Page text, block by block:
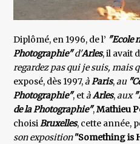
Diplômé, en 1996, de l’ "Ecole
Photographie"d'Arles, il avait
regardez pas qui je suis, mais
exposé, dès 1997,àParis,au
Photographie", etàArles,aux
de la Photographie",Mathieu
choisiBruxelles, cette année,
son exposition"Something is